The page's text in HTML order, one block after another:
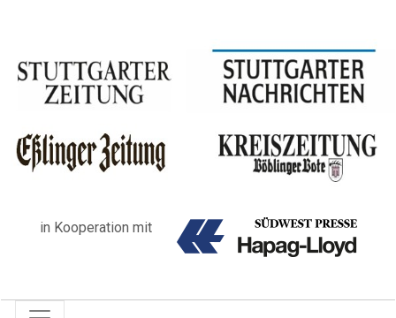
in Kooperation mit